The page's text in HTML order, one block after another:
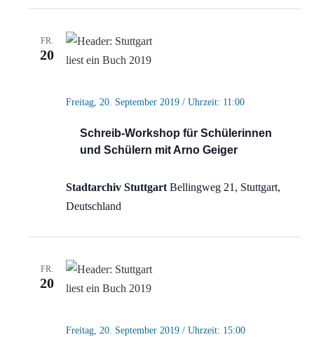
FR.
20
Schreib-Workshop für Schülerinnen
und Schülern mit Arno Geiger
Freitag, 20. September 2019 / Uhrzeit: 11:00
Stadtarchiv Stuttgart Bellingweg 21, Stuttgart,
Deutschland
FR.
20
Freitag, 20. September 2019 / Uhrzeit: 15:00